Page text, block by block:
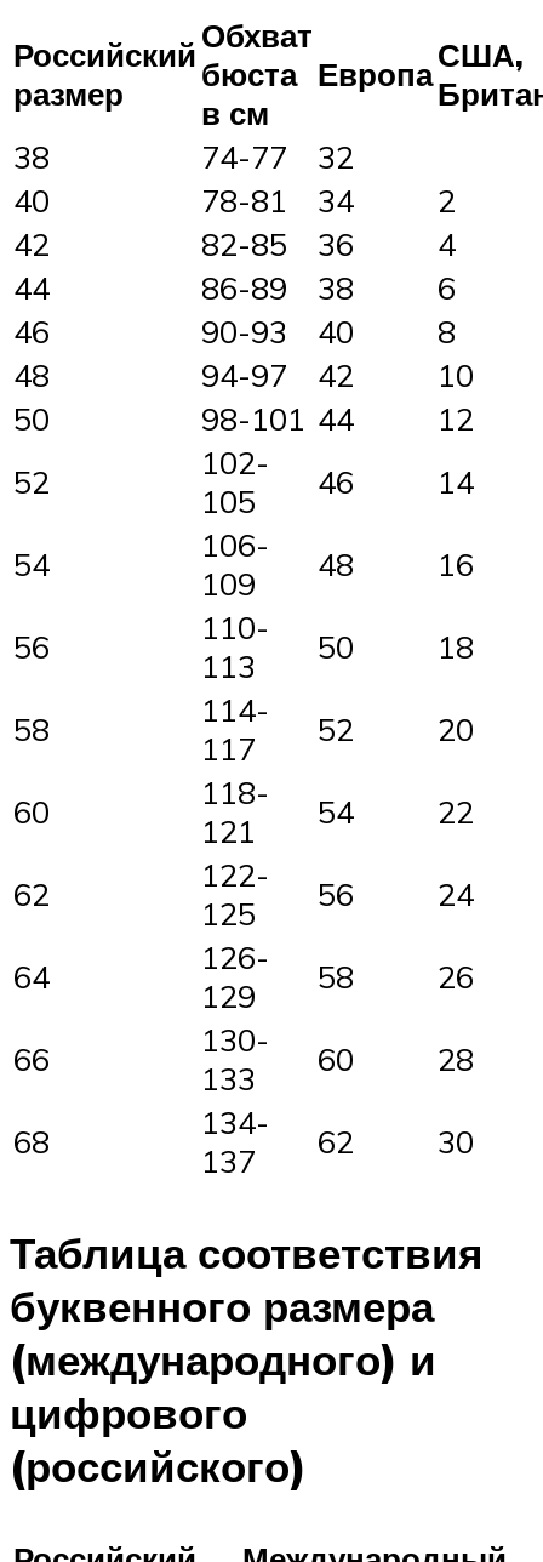
Российский
размер
Обхват
бюста
в см
ЕвропаСША,
38
74-77
32
40
78-81 34
2
42
82-85 36
4
44
86-89 38
6
46
90-93 40
8
48
94-97 42
10
50
98-101 44
12
52
102-
105
46 14
54
106-
109
48 16
56
110-
113
50 18
58
114-
117
52 20
60
118-
121
54 22
62
122-
125
56 24
64
126-
129
58 26
66
130-
133
60 28
68
134-
137
62 30
Таблица соответствия
буквенного размера
(международного) и
цифрового
(российского)